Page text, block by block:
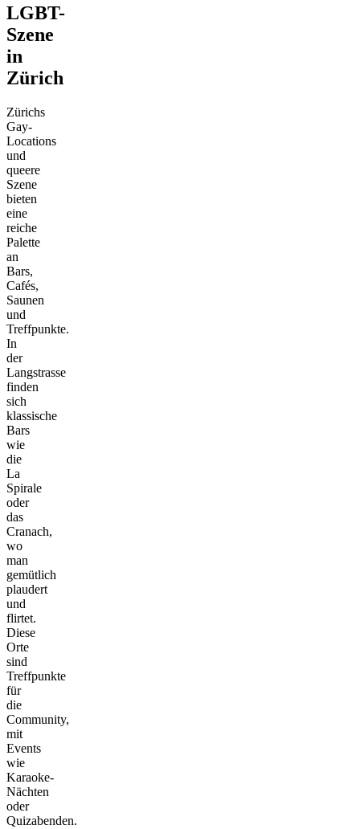
LGBT-
Szene
in
Zürich
Zürichs
Gay-
Locations
und
queere
Szene
bieten
eine
reiche
Palette
an
Bars,
Cafés,
Saunen
und
Treffpunkte.
In
der
Langstrasse
finden
sich
klassische
Bars
wie
die
La
Spirale
oder
das
Cranach,
wo
man
gemütlich
plaudert
und
flirtet.
Diese
Orte
sind
Treffpunkte
für
die
Community,
mit
Events
wie
Karaoke-
Nächten
oder
Quizabenden.